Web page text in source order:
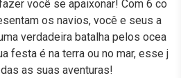
você se apaixonar! Com 6 co
os navios, você e seus a
verdadeira batalha pelos ocea
festa é na terra ou no mar, esse j
as suas aventuras!